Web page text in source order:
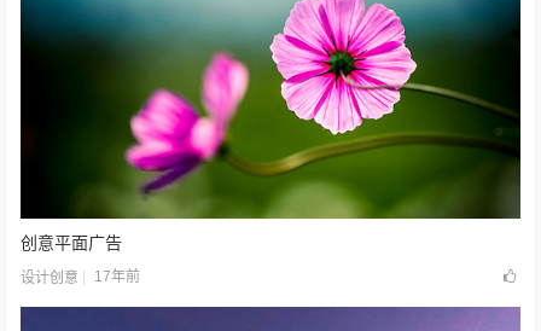
创意平面广告
设计创意 17年前